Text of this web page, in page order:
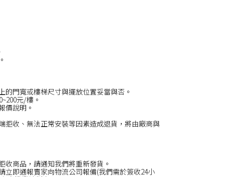
門寬或樓梯尺寸與擺放位置妥當與否。
元/樓。
價說明。
拒收、無法正常安裝等因素造成退貨，將由廠商與
商品，請通知我們將重新發貨。
即通報賣家向物流公司報備(我們需於簽收24小